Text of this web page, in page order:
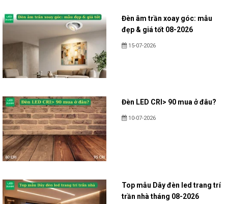
Đèn âm trần xoay góc: mẫu
đẹp & giá tốt 08-2026
15-07-2026
Đèn LED CRI> 90 mua ở đâu?
10-07-2026
Top mẫu Dây đèn led trang trí
trần nhà tháng 08-2026